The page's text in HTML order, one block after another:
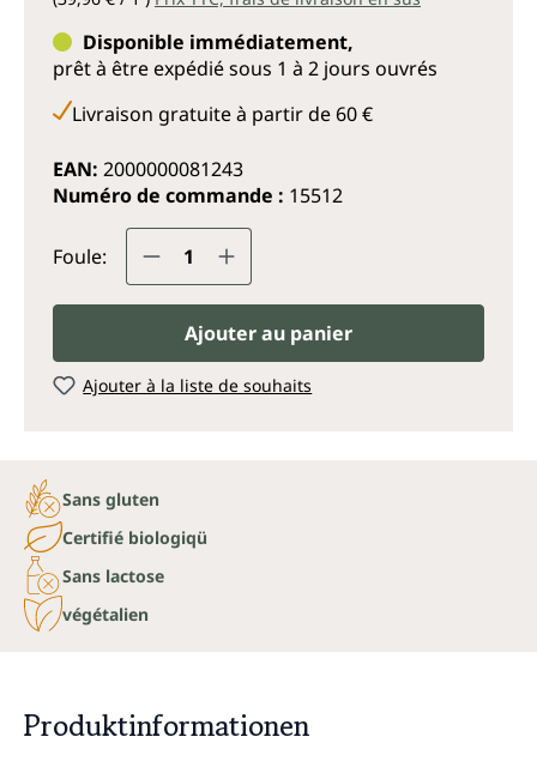
Disponible immédiatement,
prêt à être expédié sous 1 à 2 jours ouvrés
Livraison gratuite à partir de 60 €
EAN: 2000000081243
Numéro de commande : 15512
Foule: Quantité de produit : Entrez la
Ajouter au panier
Ajouter à la liste de souhaits
Sans gluten
Certifié biologiqü
Sans lactose
végétalien
Produktinformationen